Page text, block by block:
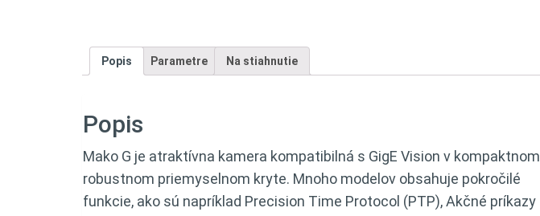
Popis Parametre Na stiahnutie
Popis
Mako G je atraktívna kamera kompatibilná s GigE Vision v kompaktnom
robustnom priemyselnom kryte. Mnoho modelov obsahuje pokročilé
funkcie, ako sú napríklad Precision Time Protocol (PTP), Akčné príkazy